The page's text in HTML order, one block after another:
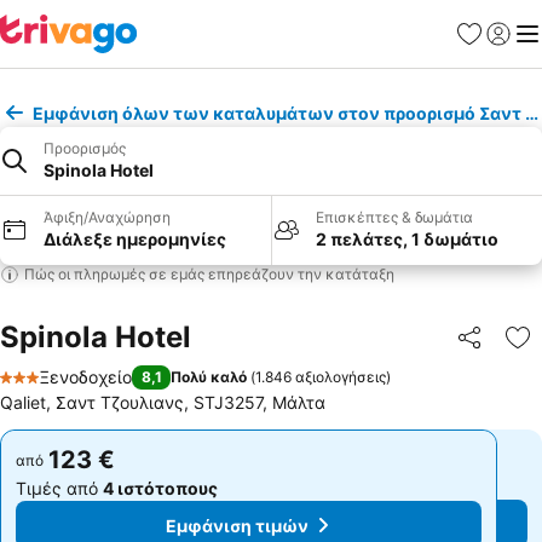
Εμφάνιση όλων των καταλυμάτων στον προορισμό Σαντ
Προορισμός
Spinola Hotel
Άφιξη/Αναχώρηση
Διάλεξε ημερομηνίες
Επισκέπτες & δωμάτια
2 πελάτες, 1 δωμάτιο
Πώς οι πληρωμές σε εμάς επηρεάζουν την κατάταξη
Spinola Hotel
3 Αστέρια
Ξενοδοχείο 8,1 Πολύ καλό (1.846 αξιολογήσεις)
Qaliet, Σαντ Τζουλιανς, STJ3257, Μάλτα
από 123 €
Τιμές από 4 ιστότοπους
Εμφάνιση τιμών
από 123 €
Τιμές από 4 ιστότοπους
Εμφάνιση τιμών